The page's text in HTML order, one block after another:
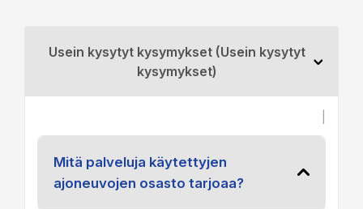
Usein kysytyt kysymykset (Usein kysytyt
kysymykset)
Mitä palveluja käytettyjen
ajoneuvojen osasto tarjoaa?